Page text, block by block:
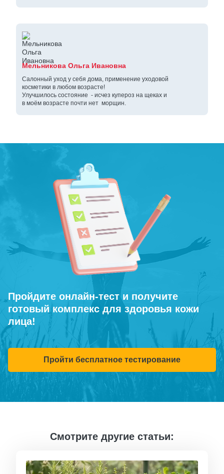
Мельникова Ольга Ивановна
Салонный уход у себя дома, применение уходовой
косметики в любом возрасте!
Улучшилось состояние - исчез купероз на щеках и
в моём возрасте почти нет морщин.
Пройдите онлайн-тест и получите
готовый комплекс для здоровья кожи
лица!
Пройти бесплатное тестирование
Смотрите другие статьи: